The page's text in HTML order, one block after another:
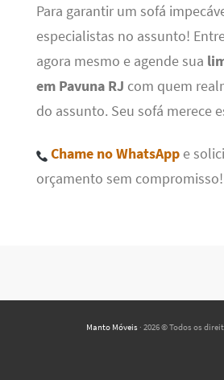
Para garantir um sofá
especialistas no assunto!
agora mesmo e agende sua
em Pavuna RJ com quem
do assunto. Seu sofá merece
Chame no WhatsAppe
orçamento sem compromisso!
Manto Móveis· 2026 © Todos os